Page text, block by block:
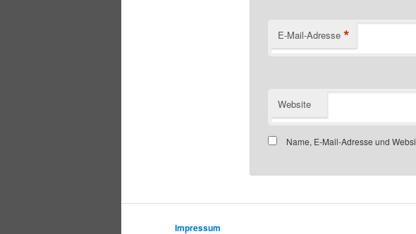
E-Mail-Adresse *
Website
Name, E-Mail-Adresse und
Impressum